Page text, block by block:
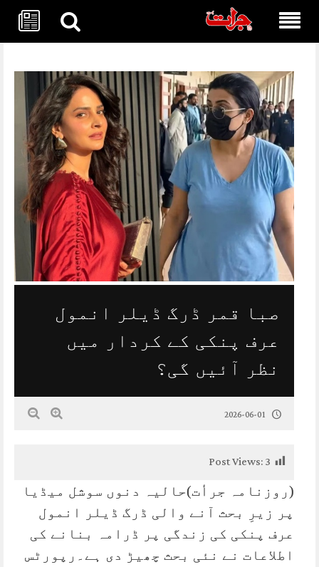
صبا قمر ڈرگ ڈیلر انمول
عرف پنکی کے کردار میں
نظر آئیں گی؟
2026-06-01
Post Views:3
(روزنامہ جرأت)حالیہ دنوں سوشل میڈیا
پر زیرِ بحث آنے والی ڈرگ ڈیلر انمول
عرف پنکی کی زندگی پر ڈرامہ بنانے کی
اطلاعات نے نئی بحث چھیڑ دی ہے۔رپورٹس